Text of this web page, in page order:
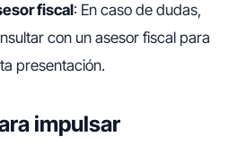
fiscal: En caso de dudas,
con un asesor fiscal para
presentación.
impulsar